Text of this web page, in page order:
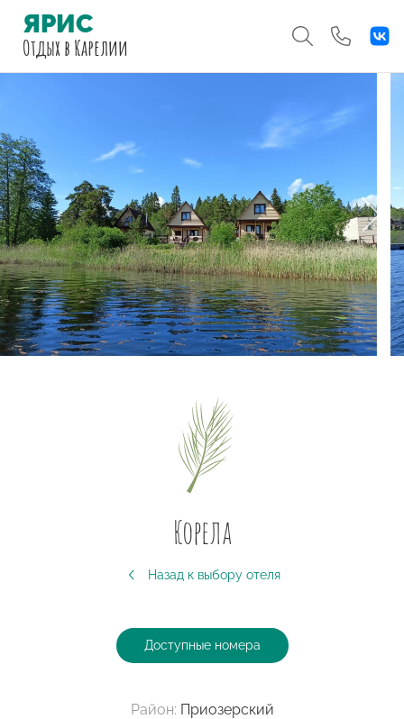
ЯРИС
Отдыхв Карелии
Корела
Назад к выбору отеля
Доступные номера
Район: Приозерский